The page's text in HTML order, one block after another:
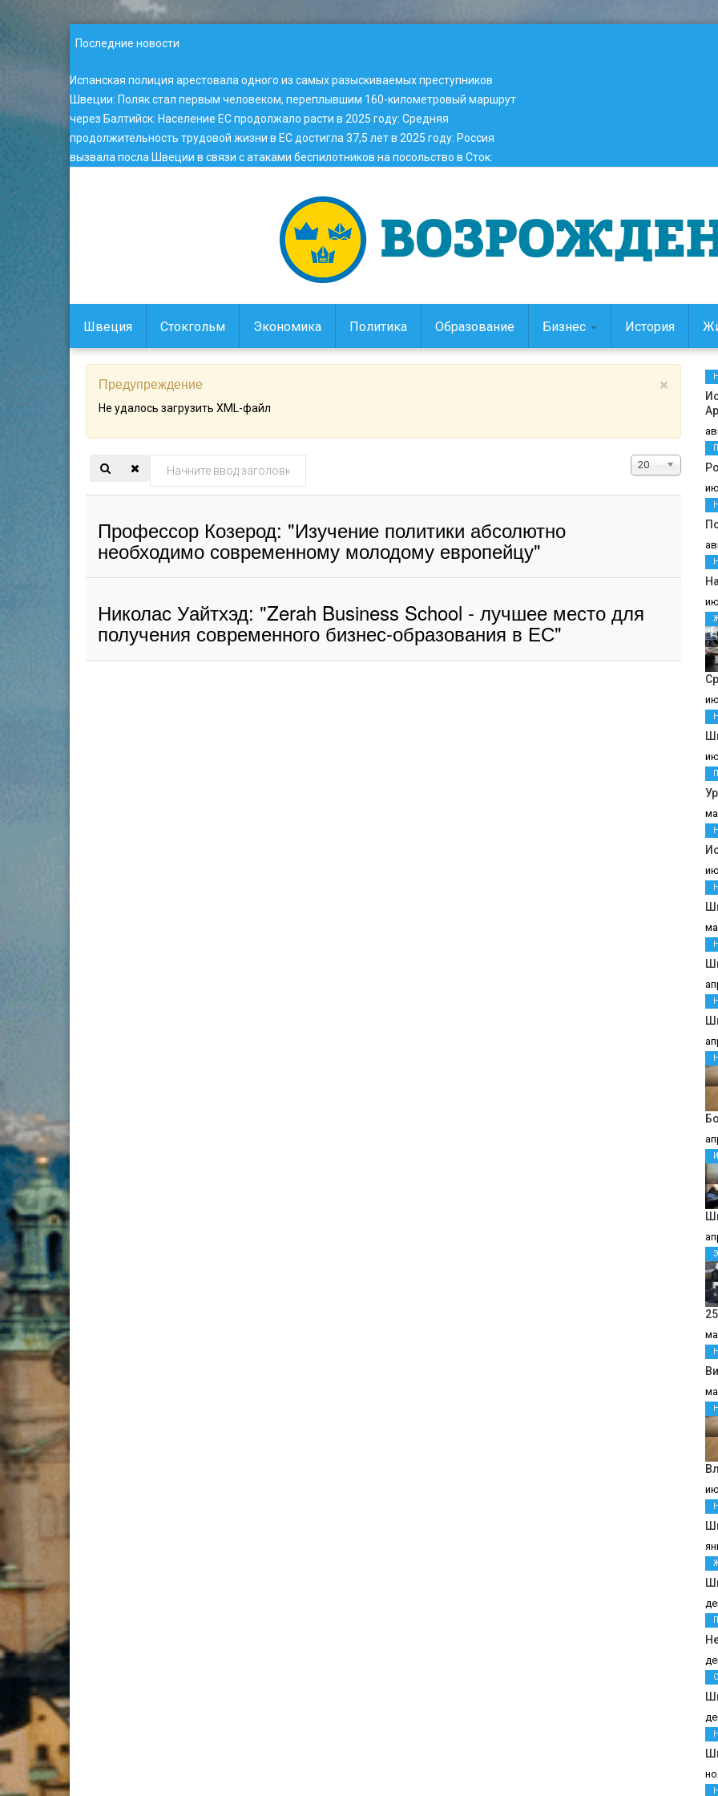
Последние новости
Испанская полиция арестовала одного из самых разыскиваемых преступников
Швеции: Поляк стал первым человеком, переплывшим 160-километровый маршрут
через Балтийск: Население ЕС продолжало расти в 2025 году: Средняя
продолжительность трудовой жизни в ЕС достигла 37,5 лет в 2025 году: Россия
вызвала посла Швеции в связи с атаками беспилотников на посольство в Сток:
Швеция Стокгольм Экономика Политика Образование Бизнес История
×
Предупреждение
Не удалось загрузить XML-файл
Начните
ввод
Кол-
20
Профессор Козерод: "Изучение политики абсолютно
необходимо современному молодому европейцу"
Николас Уайтхэд: "Zerah Business School - лучшее место для
получения современного бизнес-образования в ЕС"